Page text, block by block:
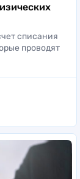
списания
проводят